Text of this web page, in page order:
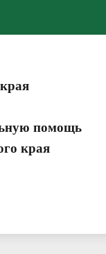
помощь
края